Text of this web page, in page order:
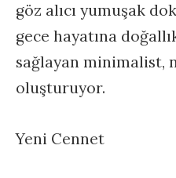
göz alıcı yumuşak
gece hayatına
sağlayan minimalist,
oluşturuyor.
Yeni Cennet